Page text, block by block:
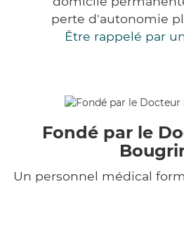
perte d'autonomie
Être rappelé par
Fondé par le
Un personnel médical